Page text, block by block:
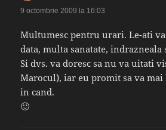
9 octombrie 2009 la 16:03
Multumesc pentru urari. Le-ati
data, multa sanatate,
Si dvs. va doresc sa nu va uitati
Marocul), iar eu promit sa va mai
in cand.
🙂